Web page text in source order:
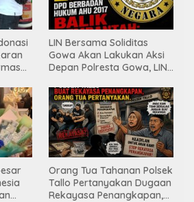
LIN Bersama Soliditas
Gowa Akan Lakukan Aksi
Depan Polresta Gowa, LIN
Ge’eran Nama
Lembaganya Di Catut
Orang Tua Tahanan Polsek
Tallo Pertanyakan Dugaan
Rekayasa Penangkapan,